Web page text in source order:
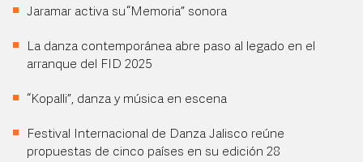
Jaramar activa su “Memoria” sonora
La danza contemporánea abre paso al legado en el
arranque del FID 2025
“Kopalli”, danza y música en escena
Festival Internacional de Danza Jalisco reúne
propuestas de cinco países en su edición 28